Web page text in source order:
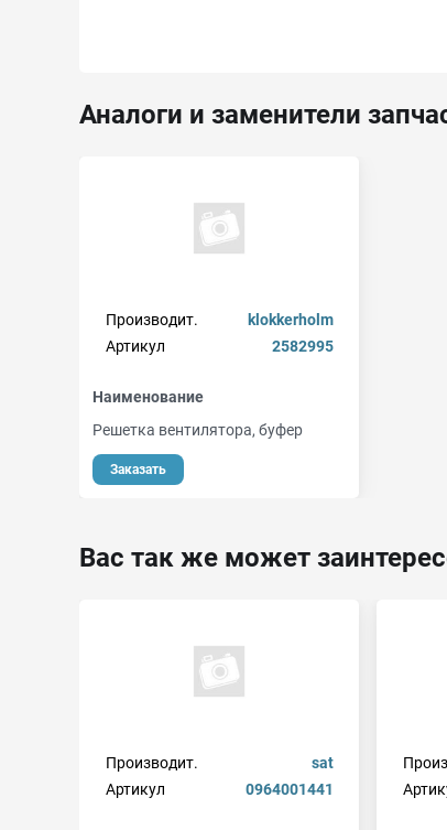
Аналоги и заменители
Производит.
klokkerholm
Артикул
2582995
Наименование
Решетка вентилятора, буфер
Заказать
Вас так же может
Производит.
sat
Артикул
0964001441